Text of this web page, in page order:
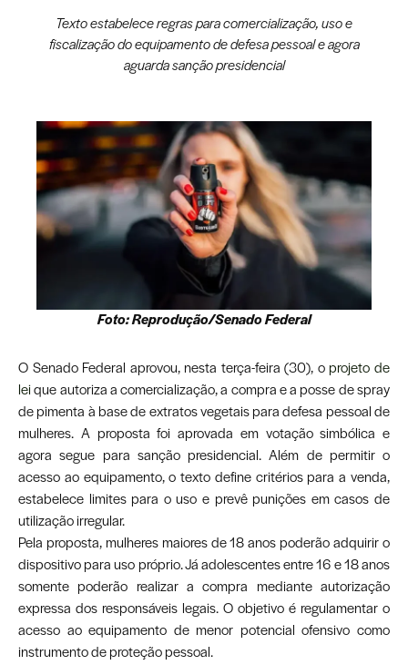
Texto estabelece regras para comercialização, uso e
fiscalização do equipamento de defesa pessoal e agora
aguarda sanção presidencial
Foto: Reprodução/Senado Federal
O Senado Federal aprovou, nesta terça-feira (30), o projeto de
leique autoriza a comercialização, a compra e a posse de spray
de pimenta à base de extratos vegetais para defesa pessoal de
mulheres. A proposta foi aprovada em votação simbólica e
agora segue para sanção presidencial. Além de permitir o
acesso ao equipamento, o texto define critérios para a venda,
estabelece limites para o uso e prevê punições em casos de
utilização irregular.
Pela proposta, mulheres maiores de 18 anos poderão adquirir o
dispositivo para uso próprio. Já adolescentes entre 16 e 18 anos
somente poderão realizar a compra mediante autorização
expressa dos responsáveis legais. O objetivo é regulamentar o
acesso ao equipamento de menor potencial ofensivo como
instrumento de proteção pessoal.